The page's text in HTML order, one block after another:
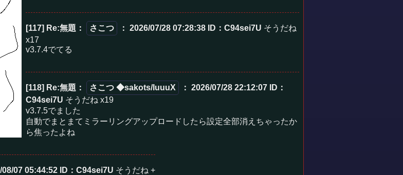
[117] Re:無題 ： さこつ ： 2026/07/28 07:28:38 ID：C94sei7U そうだね
x17
v3.7.4でてる
[118] Re:無題 ： さこつ ◆sakots/IuuuX ： 2026/07/28 22:12:07
ID：
C94sei7U そうだね x19
v3.7.5でました
自動でまとまてミラーリングアップロードしたら設定全部消えちゃったか
ら焦ったよね
08/07 05:44:52 ID：C94sei7U そうだね +